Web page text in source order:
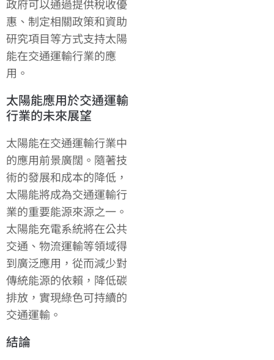
政府可以通過提供稅收優
惠、制定相關政策和資助
研究項目等方式支持太陽
能在交通運輸行業的應
用。
太陽能應用於交通運輸
行業的未來展望
太陽能在交通運輸行業中
的應用前景廣闊。隨著技
術的發展和成本的降低，
太陽能將成為交通運輸行
業的重要能源來源之一。
太陽能充電系統將在公共
交通、物流運輸等領域得
到廣泛應用，從而減少對
傳統能源的依賴，降低碳
排放，實現綠色可持續的
交通運輸。
結論